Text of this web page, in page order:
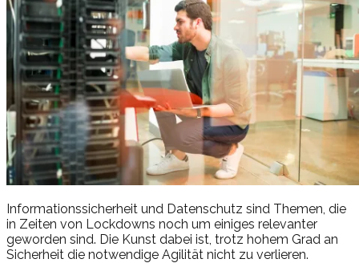
Informationssicherheit und Datenschutz sind Themen, die
in Zeiten von Lockdowns noch um einiges relevanter
geworden sind. Die Kunst dabei ist, trotz hohem Grad an
Sicherheit die notwendige Agilität nicht zu verlieren.